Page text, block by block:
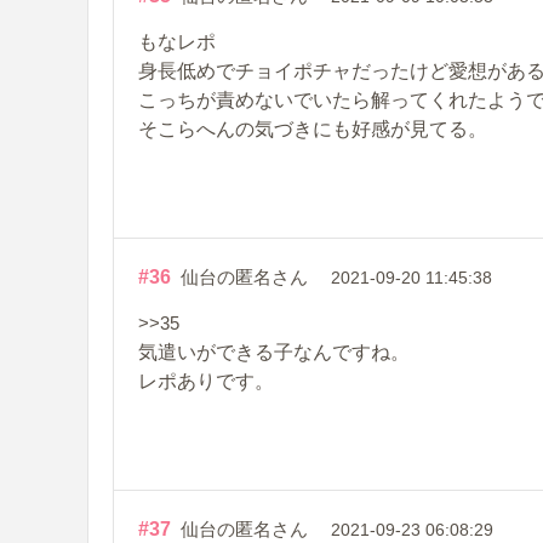
もなレポ
身長低めでチョイポチャだったけど愛想がある
こっちが責めないでいたら解ってくれたよう
そこらへんの気づきにも好感が見てる。
#36 仙台の匿名さん 2021-09-20 11:45:38
>>35
気遣いができる子なんですね。
レポありです。
#37 仙台の匿名さん 2021-09-23 06:08:29